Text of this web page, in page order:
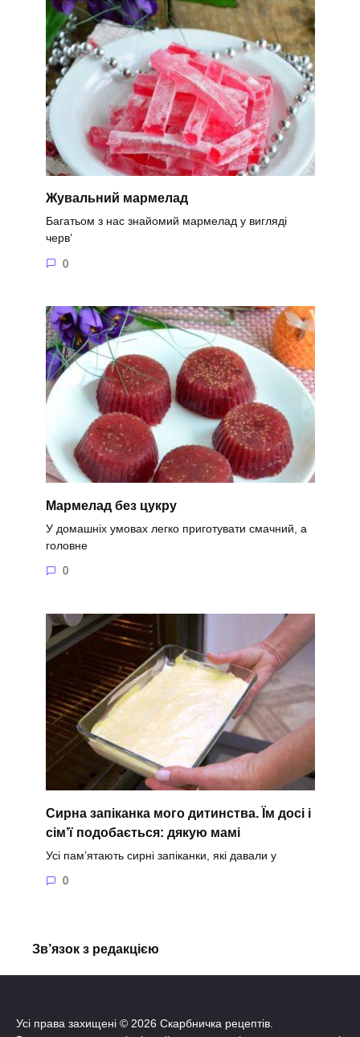
Жувальний мармелад
Багатьом з нас знайомий мармелад у вигляді
черв’
0
Мармелад без цукру
У домашніх умовах легко приготувати смачний, а
головне
0
Сирна запіканка мого дитинства. Їм досі і
сім’ї подобається: дякую мамі
Усі пам’ятають сирні запіканки, які давали у
0
Зв’язок з редакцією
Усі права захищені © 2026 Скарбничка рецептів.